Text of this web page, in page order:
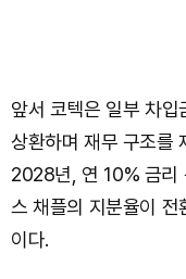
앞서 코텍은 일부 차
상환하며 재무 구조를
2028년, 연 10% 금리
스 채플의 지분율이
이다.